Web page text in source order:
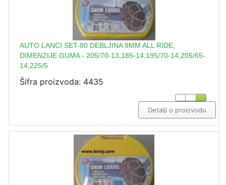
AUTO LANCI SET-80 DEBLJINA 9MM ALL RIDE,
DIMENZIJE GUMA - 205/70-13,185-14,195/70-14,205/65-
14,225/5
Šifra proizvoda: 4435
Detalji o proizvodu